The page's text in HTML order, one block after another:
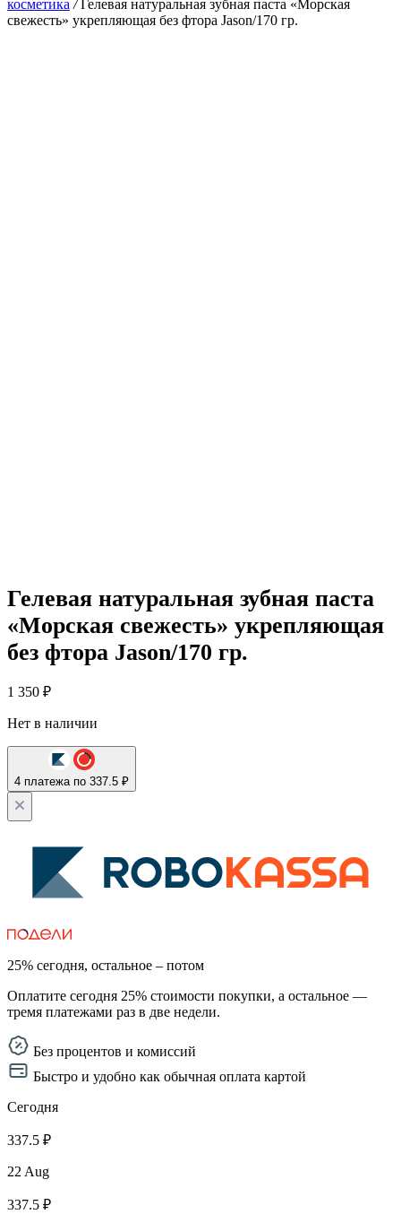
косметика / Гелевая натуральная зубная паста «Морская
свежесть» укрепляющая без фтора Jason/170 гр.
Гелевая натуральная зубная паста
«Морская свежесть» укрепляющая
без фтора Jason/170 гр.
1 350 ₽
Нет в наличии
4 платежа по 337.5 ₽
25% сегодня, остальное – потом
Оплатите сегодня 25% стоимости покупки, а остальное —
тремя платежами раз в две недели.
Без процентов и комиссий
Быстро и удобно как обычная оплата картой
Сегодня
337.5 ₽
22 Aug
337.5 ₽